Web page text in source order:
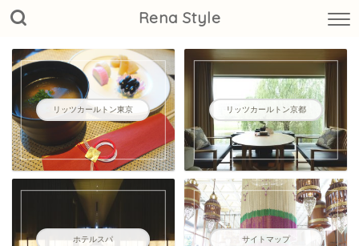
Rena Style
リッツカールトン東京 リッツカールトン京都
ホテルスパ サイトマップ